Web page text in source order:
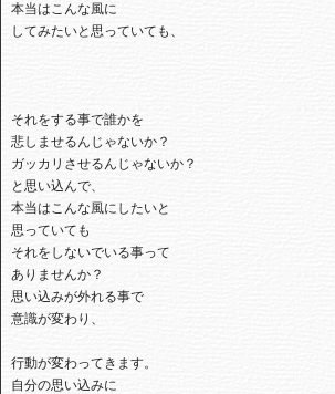
本当はこんな風に
してみたいと思っていても、
それをする事で誰かを
悲しませるんじゃないか？
ガッカリさせるんじゃないか？
と思い込んで、
本当はこんな風にしたいと
思っていても
それをしないでいる事って
ありませんか？
思い込みが外れる事で
意識が変わり、
行動が変わってきます。
自分の思い込みに